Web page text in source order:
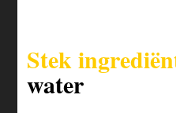
Stek
water